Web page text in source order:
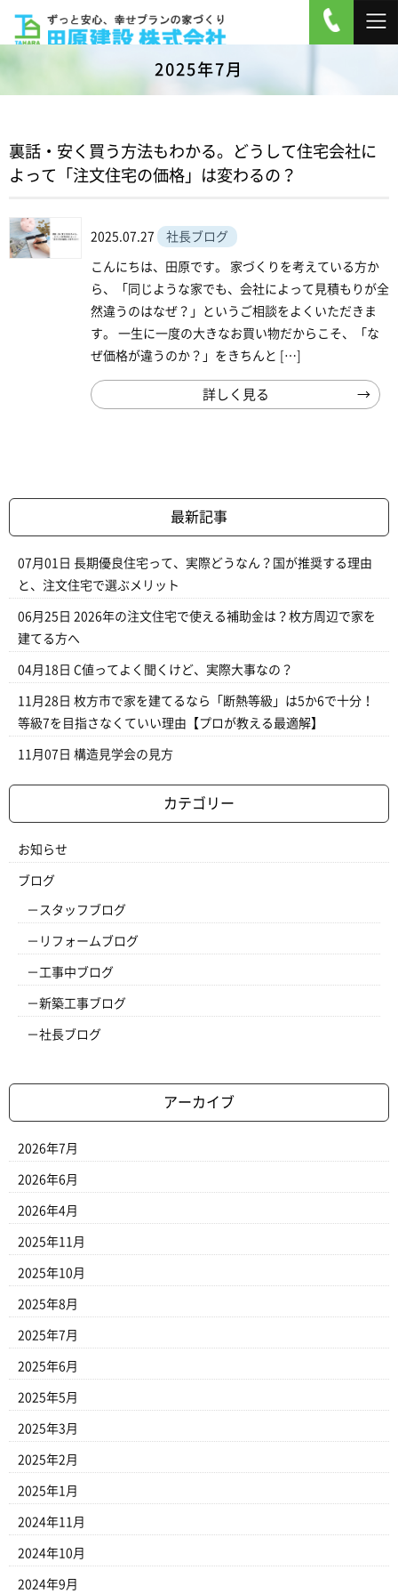
2025年7月
裏話・安く買う方法もわかる。どうして住宅会社に
よって「注文住宅の価格」は変わるの？
2025.07.27 社長ブログ
こんにちは、田原です。 家づくりを考えている方か
ら、「同じような家でも、会社によって見積もりが全
然違うのはなぜ？」というご相談をよくいただきま
す。 一生に一度の大きなお買い物だからこそ、「な
ぜ価格が違うのか？」をきちんと […]
詳しく見る
最新記事
07月01日 長期優良住宅って、実際どうなん？国が推奨する理由
と、注文住宅で選ぶメリット
06月25日 2026年の注文住宅で使える補助金は？枚方周辺で家を
建てる方へ
04月18日 C値ってよく聞くけど、実際大事なの？
11月28日 枚方市で家を建てるなら「断熱等級」は5か6で十分！
等級7を目指さなくていい理由【プロが教える最適解】
11月07日 構造見学会の見方
カテゴリー
お知らせ
ブログ
スタッフブログ
リフォームブログ
工事中ブログ
新築工事ブログ
社長ブログ
アーカイブ
2026年7月
2026年6月
2026年4月
2025年11月
2025年10月
2025年8月
2025年7月
2025年6月
2025年5月
2025年3月
2025年2月
2025年1月
2024年11月
2024年10月
2024年9月